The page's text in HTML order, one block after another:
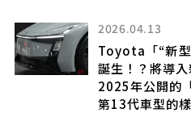
2026.04.13
Toyota「“新
誕生！？將導
2025年公開的
第13代車型的